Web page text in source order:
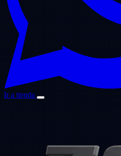
Ir a tienda